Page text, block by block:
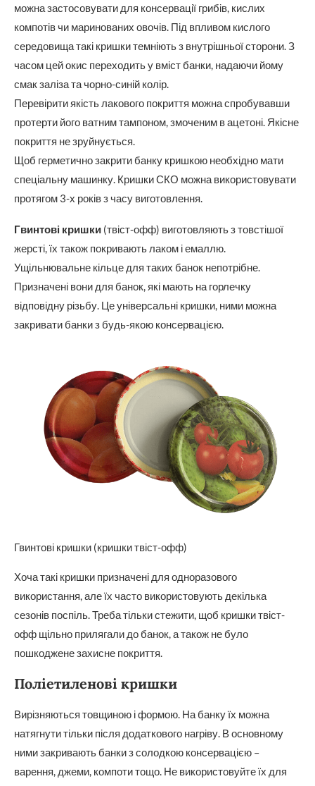
можна застосовувати для консервації грибів, кислих
компотів чи маринованих овочів. Під впливом кислого
середовища такі кришки темніють з внутрішньої сторони. З
часом цей окис переходить у вміст банки, надаючи йому
смак заліза та чорно-синій колір.
Перевірити якість лакового покриття можна спробувавши
протерти його ватним тампоном, змоченим в ацетоні. Якісне
покриття не зруйнується.
Щоб герметично закрити банку кришкою необхідно мати
спеціальну машинку. Кришки СКО можна використовувати
протягом 3-х років з часу виготовлення.
Гвинтові кришки (твіст-офф) виготовляють з товстішої
жерсті, їх також покривають лаком і емаллю.
Ущільнювальне кільце для таких банок непотрібне.
Призначені вони для банок, які мають на горлечку
відповідну різьбу. Це універсальні кришки, ними можна
закривати банки з будь-якою консервацією.
Гвинтові кришки (кришки твіст-офф)
Хоча такі кришки призначені для одноразового
використання, але їх часто використовують декілька
сезонів поспіль. Треба тільки стежити, щоб кришки твіст-
офф щільно прилягали до банок, а також не було
пошкоджене захисне покриття.
Поліетиленові кришки
Вирізняються товщиною і формою. На банку їх можна
натягнути тільки після додаткового нагріву. В основному
ними закривають банки з солодкою консервацією –
варення, джеми, компоти тощо. Не використовуйте їх для